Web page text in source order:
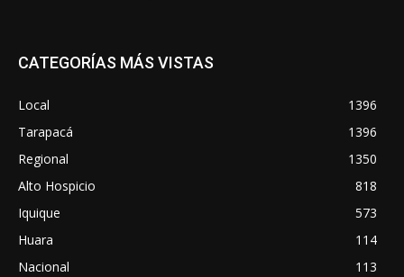
CATEGORÍAS MÁS VISTAS
Local
1396
Tarapacá
1396
Regional
1350
Alto Hospicio
818
Iquique
573
Huara
114
Nacional
113